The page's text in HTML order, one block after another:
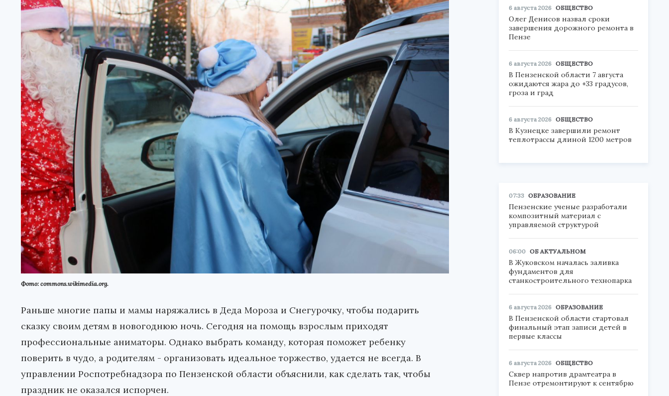
Фото: commons.wikimedia.org.
Раньше многие папы и мамы наряжались в Деда Мороза и Снегурочку, чтобы подарить
сказку своим детям в новогоднюю ночь. Сегодня на помощь взрослым приходят
профессиональные аниматоры. Однако выбрать команду, которая поможет ребенку
поверить в чудо, а родителям - организовать идеальное торжество, удается не всегда. В
управлении Роспотребнадзора по Пензенской области объяснили, как сделать так, чтобы
праздник не оказался испорчен.
6 августа 2026 ОБЩЕСТВО
Олег Денисов назвал сроки
завершения дорожного ремонта в
Пензе
6 августа 2026 ОБЩЕСТВО
В Пензенской области 7 августа
ожидаются жара до +33 градусов,
гроза и град
6 августа 2026 ОБЩЕСТВО
В Кузнецке завершили ремонт
теплотрассы длиной 1200 метров
07:33 ОБРАЗОВАНИЕ
Пензенские ученые разработали
композитный материал с
управляемой структурой
06:00 ОБ АКТУАЛЬНОМ
В Жуковском началась заливка
фундаментов для
станкостроительного технопарка
6 августа 2026 ОБРАЗОВАНИЕ
В Пензенской области стартовал
финальный этап записи детей в
первые классы
6 августа 2026 ОБЩЕСТВО
Сквер напротив драмтеатра в
Пензе отремонтируют к сентябрю